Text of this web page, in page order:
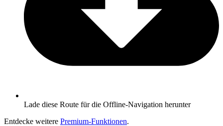
Lade diese Route für die Offline-Navigation herunter
Entdecke weitere Premium-Funktionen.